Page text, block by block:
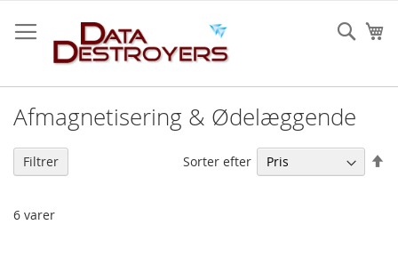
to
Content
Afmagnetisering & Ødelæggende
6 varer
Sorter efter
Filtrer